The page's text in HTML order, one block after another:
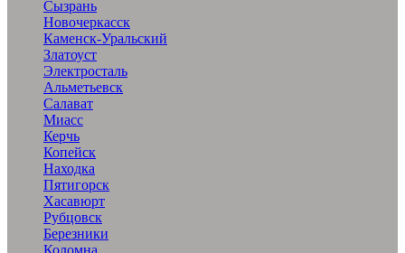
Сызрань
Новочеркасск
Каменск-Уральский
Златоуст
Электросталь
Альметьевск
Салават
Миасс
Керчь
Копейск
Находка
Пятигорск
Хасавюрт
Рубцовск
Березники
Коломна